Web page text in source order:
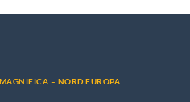
– NORD EUROPA